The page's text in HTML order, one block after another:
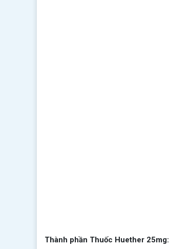
Thành phần Thuốc Huether 25mg: